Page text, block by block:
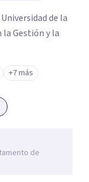
de la
la Gestión y la
+7 más
de